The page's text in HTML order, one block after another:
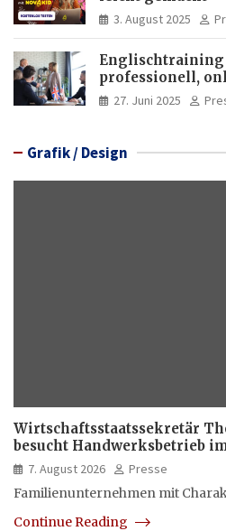
3. August 2025
Englischtraining
professionell,
27. Juni 2025
Grafik / Design
Wirtschaftsstaatssekretär
besucht Handwerksbetrieb
Freiburg
7. August 2026
Presse
Familienunternehmen mit
Continue Reading